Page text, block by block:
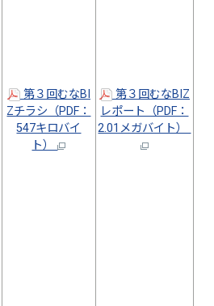
第３回むなBI
Zチラシ（PDF：
547キロバイ
ト）
第３回むなBIZ
レポート（PDF：
2.01メガバイト）